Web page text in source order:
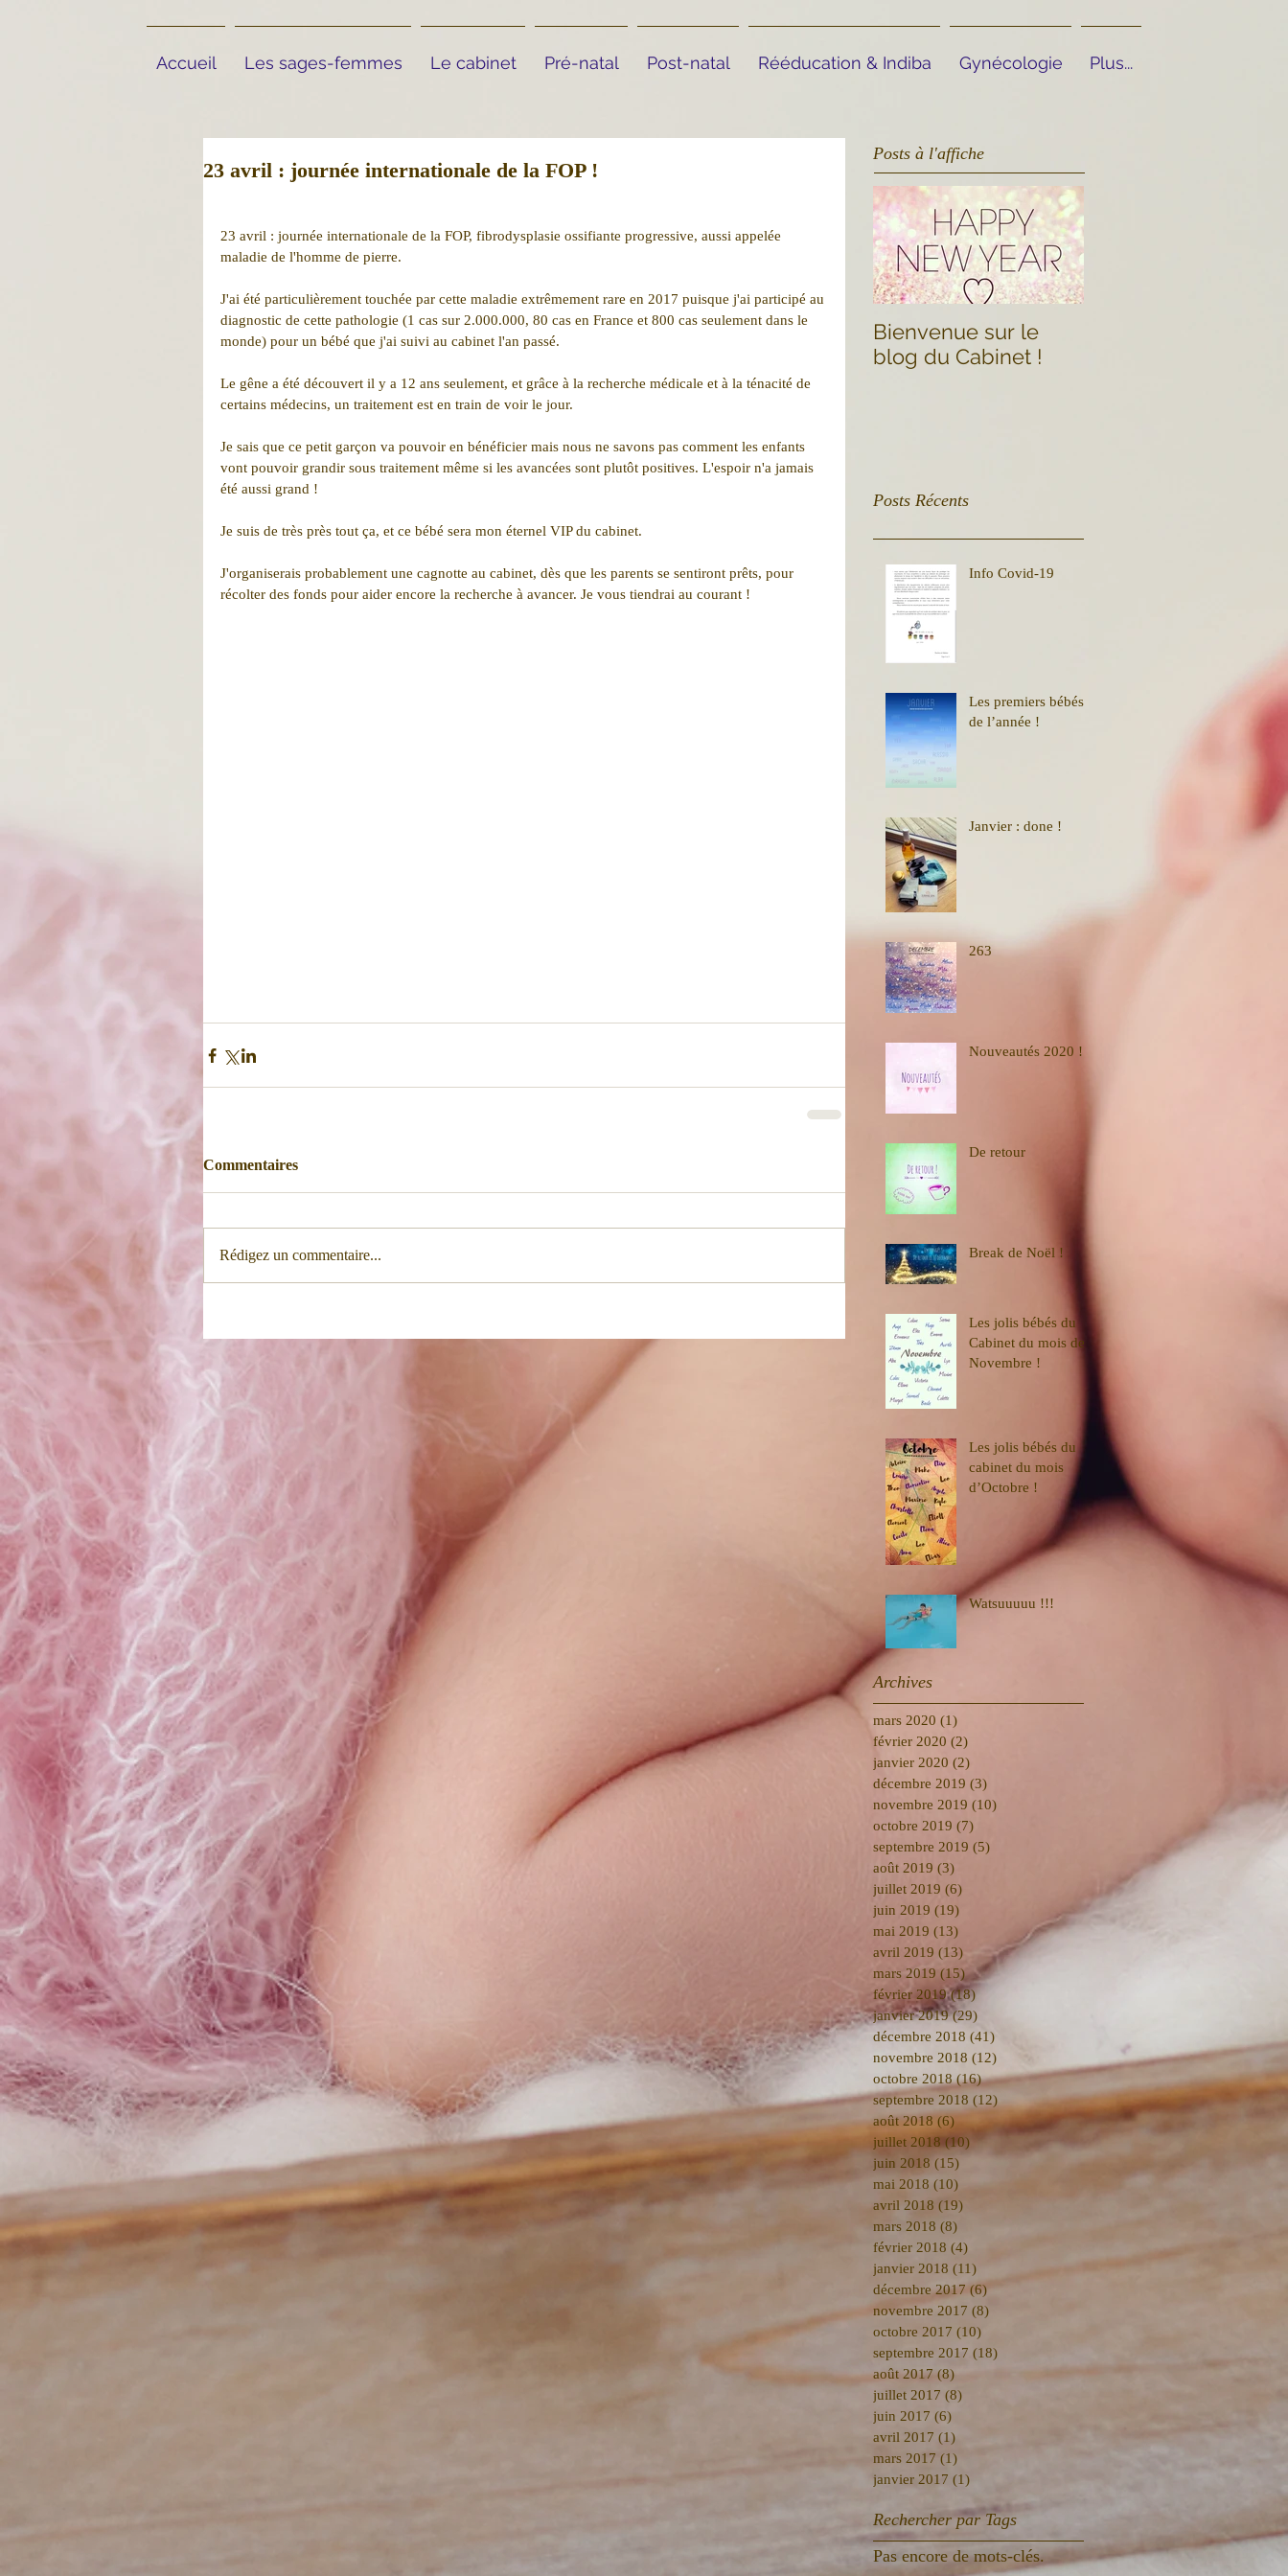
Accueil Les sages-femmes Le cabinet Pré-natal Post-natal Rééducation & Indiba Gynécologie Plus...
23 avril : journée internationale de la FOP !
23 avril : journée internationale de la FOP, fibrodysplasie ossifiante progressive, aussi appelée
maladie de l'homme de pierre.
J'ai été particulièrement touchée par cette maladie extrêmement rare en 2017 puisque j'ai participé au
diagnostic de cette pathologie (1 cas sur 2.000.000, 80 cas en France et 800 cas seulement dans le
monde) pour un bébé que j'ai suivi au cabinet l'an passé.
Le gêne a été découvert il y a 12 ans seulement, et grâce à la recherche médicale et à la ténacité de
certains médecins, un traitement est en train de voir le jour.
Je sais que ce petit garçon va pouvoir en bénéficier mais nous ne savons pas comment les enfants
vont pouvoir grandir sous traitement même si les avancées sont plutôt positives. L'espoir n'a jamais
été aussi grand !
Je suis de très près tout ça, et ce bébé sera mon éternel VIP du cabinet.
J'organiserais probablement une cagnotte au cabinet, dès que les parents se sentiront prêts, pour
récolter des fonds pour aider encore la recherche à avancer. Je vous tiendrai au courant !
Commentaires
Rédigez un commentaire...
Posts à l'affiche
Bienvenue sur le
blog du Cabinet !
Posts Récents
Info Covid-19
Les premiers bébés
de l’année !
Janvier : done !
263
Nouveautés 2020 !
De retour
Break de Noël !
Les jolis bébés du
Cabinet du mois de
Novembre !
Les jolis bébés du
cabinet du mois
d’Octobre !
Watsuuuuu !!!
Archives
mars 2020 (1)
février 2020 (2)
janvier 2020 (2)
décembre 2019 (3)
novembre 2019 (10)
octobre 2019 (7)
septembre 2019 (5)
août 2019 (3)
juillet 2019 (6)
juin 2019 (19)
mai 2019 (13)
avril 2019 (13) 13 posts
mars 2019 (15)15 posts
février 2019 (18)18 posts
janvier 2019 (29)
décembre 2018 (41)
novembre 2018 (12)
octobre 2018 (16)16 posts
septembre 2018 (12) 12 posts
août 2018 (6)6 posts
juillet 2018 (10) 10 posts
juin 2018 (15)
mai 2018 (10) 10 posts
avril 2018 (19)
mars 2018 (8)
février 2018 (4)
janvier 2018 (11)
décembre 2017 (6)6 posts
novembre 2017 (8)
octobre 2017 (10)
septembre 2017 (18)
août 2017 (8) 8 posts
juillet 2017 (8)
juin 2017 (6)
avril 2017 (1)
mars 2017 (1)
janvier 2017 (1)
Rechercher par Tags
Pas encore de mots-clés.